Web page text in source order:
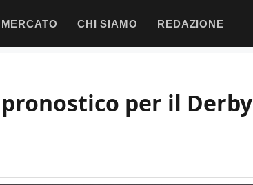
CHI SIAMO REDAZIONE
per il